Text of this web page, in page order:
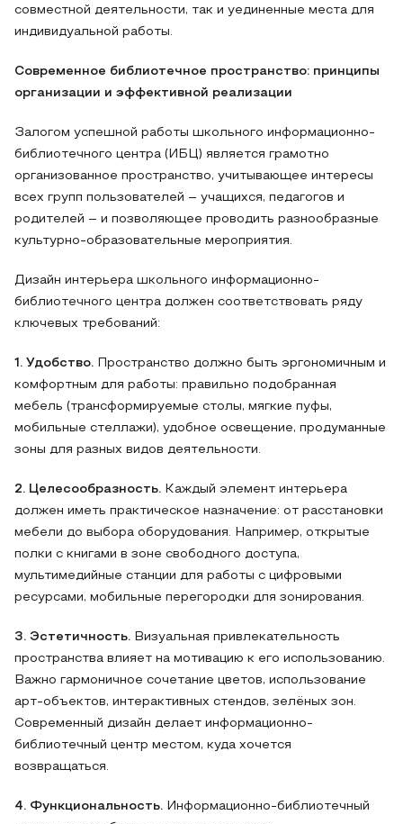
совместной деятельности, так и уединенные места для
индивидуальной работы.
Современное библиотечное пространство: принципы
организации и эффективной реализации
Залогом успешной работы школьного информационно-
библиотечного центра (ИБЦ) является грамотно
организованное пространство, учитывающее интересы
всех групп пользователей – учащихся, педагогов и
родителей – и позволяющее проводить разнообразные
культурно-образовательные мероприятия.
Дизайн интерьера школьного информационно-
библиотечного центра должен соответствовать ряду
ключевых требований:
1. Удобство. Пространство должно быть эргономичным и
комфортным для работы: правильно подобранная
мебель (трансформируемые столы, мягкие пуфы,
мобильные стеллажи), удобное освещение, продуманные
зоны для разных видов деятельности.
2. Целесообразность. Каждый элемент интерьера
должен иметь практическое назначение: от расстановки
мебели до выбора оборудования. Например, открытые
полки с книгами в зоне свободного доступа,
мультимедийные станции для работы с цифровыми
ресурсами, мобильные перегородки для зонирования.
3. Эстетичность. Визуальная привлекательность
пространства влияет на мотивацию к его использованию.
Важно гармоничное сочетание цветов, использование
арт-объектов, интерактивных стендов, зелёных зон.
Современный дизайн делает информационно-
библиотечный центр местом, куда хочется
возвращаться.
4. Функциональность. Информационно-библиотечный